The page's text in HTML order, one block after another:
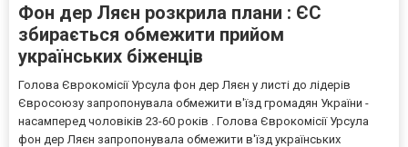
Фон дер Ляєн розкрила плани : ЄС
збирається обмежити прийом
українських біженців
Голова Єврокомісії Урсула фон дер Ляєн у листі до лідерів
Євросоюзу запропонувала обмежити в'їзд громадян України -
насамперед чоловіків 23-60 років . Голова Єврокомісії Урсула
фон дер Ляєн запропонувала обмежити в'їзд українських